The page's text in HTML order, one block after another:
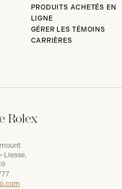
PRODUITS ACHETÉS EN
LIGNE
GÉRER LES TÉMOINS
CARRIÈRES
Rolex
Liesse,